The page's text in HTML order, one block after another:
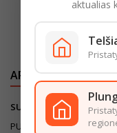
APRAŠYMAS
SUDEDAMOSIOS DALYS
PUSRIEBĖ VARŠKĖ 9%.
aktualias